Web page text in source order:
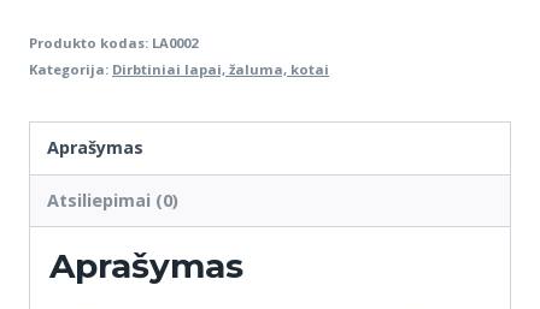
Produkto kodas: LA0002
Kategorija: Dirbtiniai lapai, žaluma, kotai
Aprašymas
Atsiliepimai (0)
Aprašymas